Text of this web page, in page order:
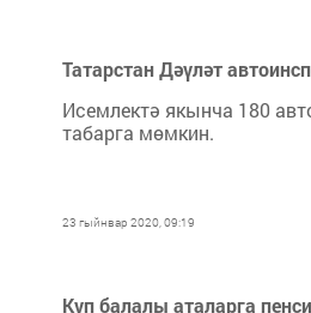
Татарстан Дәүләт
Исемлектә якынча 180
табарга мөмкин.
23 гыйнвар 2020, 09:19
Күп балалы аталарга